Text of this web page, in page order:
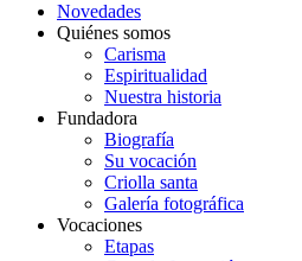
Novedades
Quiénes somos
Carisma
Espiritualidad
Nuestra historia
Fundadora
Biografía
Su vocación
Criolla santa
Galería fotográfica
Vocaciones
Etapas